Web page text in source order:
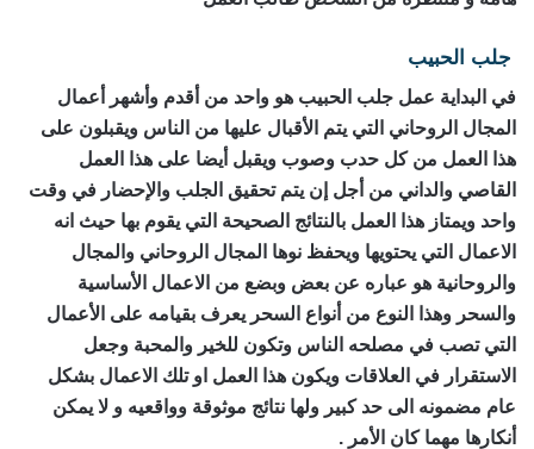
جلب الحبيب
في البداية عمل جلب الحبيب هو واحد من أقدم وأشهر أعمال
المجال الروحاني التي يتم الأقبال عليها من الناس ويقبلون على
هذا العمل من كل حدب وصوب ويقبل أيضا على هذا العمل
القاصي والداني من أجل إن يتم تحقيق الجلب والإحضار في وقت
واحد ويمتاز هذا العمل بالنتائج الصحيحة التي يقوم بها حيث انه
الاعمال التي يحتويها ويحفظ نوها المجال الروحاني والمجال
والروحانية هو عباره عن بعض وبضع من الاعمال الأساسية
والسحر وهذا النوع من أنواع السحر يعرف بقيامه على الأعمال
التي تصب في مصلحه الناس وتكون للخير والمحبة وجعل
الاستقرار في العلاقات ويكون هذا العمل او تلك الاعمال بشكل
عام مضمونه الى حد كبير ولها نتائج موثوقة وواقعيه و لا يمكن
أنكارها مهما كان الأمر .